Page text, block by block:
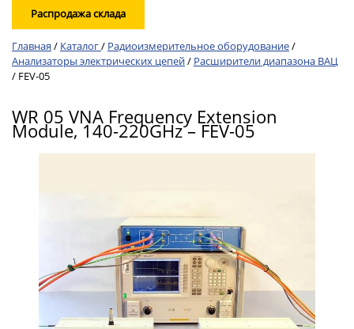
Распродажа склада
Главная / Каталог/ Радиоизмерительное оборудование/
Анализаторы электрических цепей/ Расширители диапазона ВАЦ
/ FEV-05
WR 05 VNA Frequency Extension
Module, 140-220GHz – FEV-05